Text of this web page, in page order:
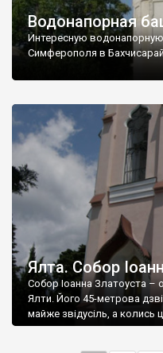
Водонапорная
Интересную
Симферополя в
Ялта. Собор
Собор Іоанна Златоуста –
Ялти. Його 45-метрова
майже звідусіль, а колись